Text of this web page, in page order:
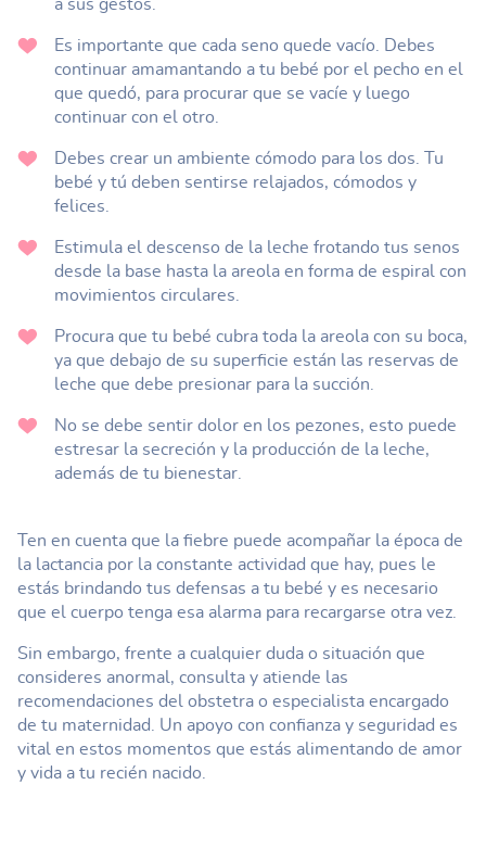
a sus gestos.
Es importante que cada seno quede vacío. Debes
continuar amamantando a tu bebé por el pecho en el
que quedó, para procurar que se vacíe y luego
continuar con el otro.
Debes crear un ambiente cómodo para los dos. Tu
bebé y tú deben sentirse relajados, cómodos y
felices.
Estimula el descenso de la leche frotando tus senos
desde la base hasta la areola en forma de espiral con
movimientos circulares.
Procura que tu bebé cubra toda la areola con su boca,
ya que debajo de su superficie están las reservas de
leche que debe presionar para la succión.
No se debe sentir dolor en los pezones, esto puede
estresar la secreción y la producción de la leche,
además de tu bienestar.
Ten en cuenta que la fiebre puede acompañar la época de
la lactancia por la constante actividad que hay, pues le
estás brindando tus defensas a tu bebé y es necesario
que el cuerpo tenga esa alarma para recargarse otra vez.
Sin embargo, frente a cualquier duda o situación que
consideres anormal, consulta y atiende las
recomendaciones del obstetra o especialista encargado
de tu maternidad. Un apoyo con confianza y seguridad es
vital en estos momentos que estás alimentando de amor
y vida a tu recién nacido.